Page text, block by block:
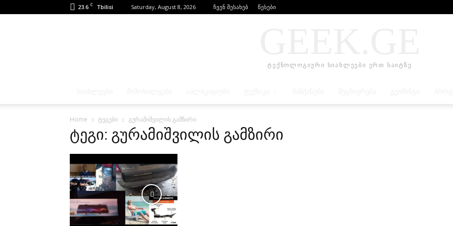
23.6 C Tbilisi Saturday, August 8, 2026 ჩვენ შესახებ წესები
ტექნოლოგიური სიახლეები ერთ საიტზე
Home ტეგები გურამიშვილის გამზირი
ტეგი: გურამიშვილის გამზირი